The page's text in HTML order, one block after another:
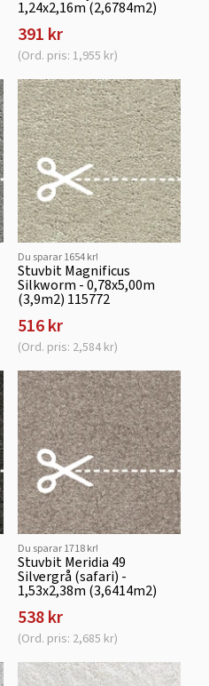
1,24x2,16m (2,6784m2)
391 kr
(Ord. pris: 1,955 kr)
Du sparar 1654 kr!
Stuvbit Magnificus
Silkworm - 0,78x5,00m
(3,9m2) 115772
516 kr
(Ord. pris: 2,584 kr)
Du sparar 1718 kr!
Stuvbit Meridia 49
Silvergrå (safari) -
1,53x2,38m (3,6414m2)
538 kr
(Ord. pris: 2,685 kr)